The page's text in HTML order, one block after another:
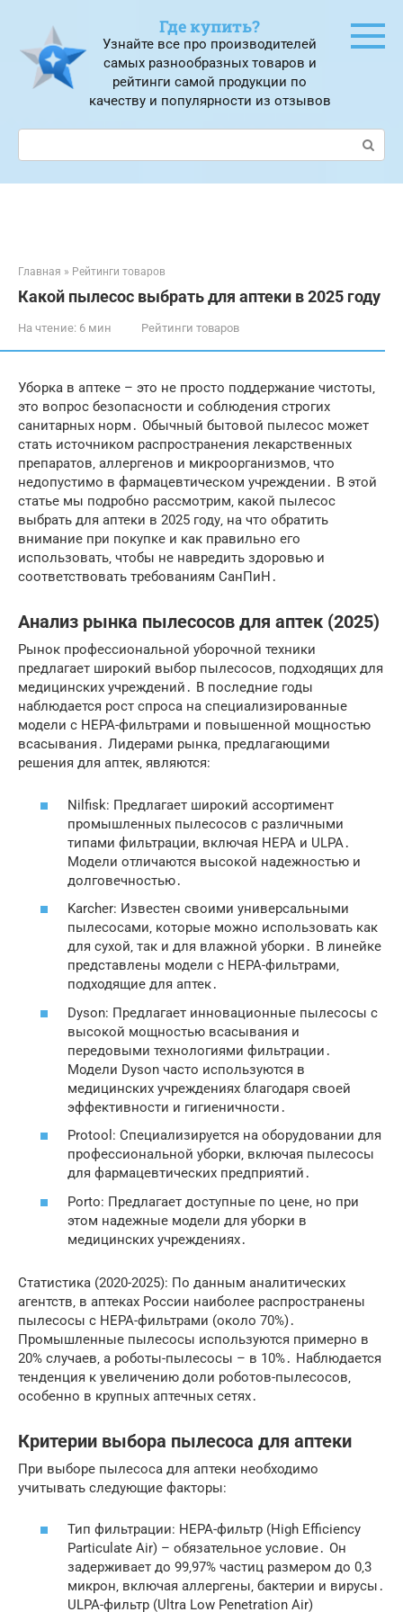
контенту
Где купить?
Узнайте все про производителей
самых разнообразных товаров и
рейтинги самой продукции по
качеству и популярности из отзывов
Поиск:
Главная » Рейтинги товаров
Какой пылесос выбрать для аптеки в 2025 году
На чтение: 6 мин Рейтинги товаров
Уборка в аптеке – это не просто поддержание чистоты‚
это вопрос безопасности и соблюдения строгих
санитарных норм․ Обычный бытовой пылесос может
стать источником распространения лекарственных
препаратов‚ аллергенов и микроорганизмов‚ что
недопустимо в фармацевтическом учреждении․ В этой
статье мы подробно рассмотрим‚ какой пылесос
выбрать для аптеки в 2025 году‚ на что обратить
внимание при покупке и как правильно его
использовать‚ чтобы не навредить здоровью и
соответствовать требованиям СанПиН․
Анализ рынка пылесосов для аптек (2025)
Рынок профессиональной уборочной техники
предлагает широкий выбор пылесосов‚ подходящих для
медицинских учреждений․ В последние годы
наблюдается рост спроса на специализированные
модели с HEPA-фильтрами и повышенной мощностью
всасывания․ Лидерами рынка‚ предлагающими
решения для аптек‚ являются:
Nilfisk: Предлагает широкий ассортимент
промышленных пылесосов с различными
типами фильтрации‚ включая HEPA и ULPA․
Модели отличаются высокой надежностью и
долговечностью․
Karcher: Известен своими универсальными
пылесосами‚ которые можно использовать как
для сухой‚ так и для влажной уборки․ В линейке
представлены модели с HEPA-фильтрами‚
подходящие для аптек․
Dyson: Предлагает инновационные пылесосы с
высокой мощностью всасывания и
передовыми технологиями фильтрации․
Модели Dyson часто используются в
медицинских учреждениях благодаря своей
эффективности и гигиеничности․
Protool: Специализируется на оборудовании для
профессиональной уборки‚ включая пылесосы
для фармацевтических предприятий․
Porto: Предлагает доступные по цене‚ но при
этом надежные модели для уборки в
медицинских учреждениях․
Статистика (2020-2025): По данным аналитических
агентств‚ в аптеках России наиболее распространены
пылесосы с HEPA-фильтрами (около 70%)․
Промышленные пылесосы используются примерно в
20% случаев‚ а роботы-пылесосы – в 10%․ Наблюдается
тенденция к увеличению доли роботов-пылесосов‚
особенно в крупных аптечных сетях․
Критерии выбора пылесоса для аптеки
При выборе пылесоса для аптеки необходимо
учитывать следующие факторы:
Тип фильтрации: HEPA-фильтр (High Efficiency
Particulate Air) – обязательное условие․ Он
задерживает до 99‚97% частиц размером до 0‚3
микрон‚ включая аллергены‚ бактерии и вирусы․
ULPA-фильтр (Ultra Low Penetration Air)